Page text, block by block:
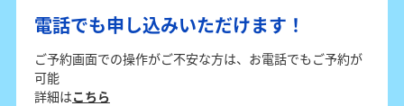
電話でも申し込みいただけます！
ご予約画面での操作がご不安な方は、お電話でもご予約が
可能
詳細はこちら